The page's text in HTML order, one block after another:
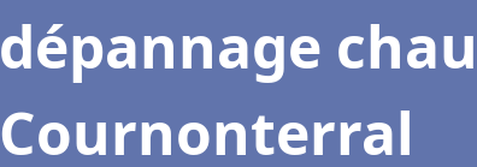
dépannage
Cournonterral